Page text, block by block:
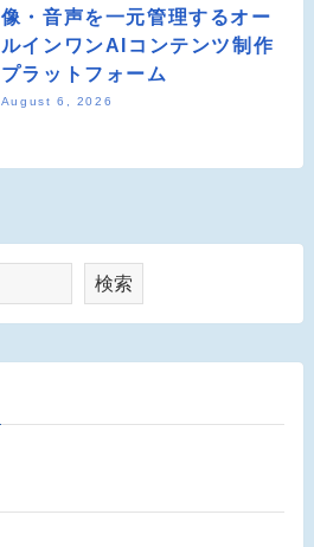
像・音声を一元管理するオー
ルインワンAIコンテンツ制作
プラットフォーム
August 6, 2026
検索